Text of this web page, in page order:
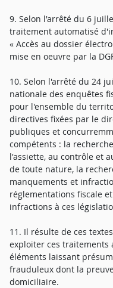
9. Selon l'arrêté du 6
traitement automatisé
« Accès au dossier
mise en oeuvre par la
10. Selon l'arrêté du 24
nationale des enquêtes
pour l'ensemble du
directives fixées par le
publiques et
compétents : la
l'assiette, au contrôle et
de toute nature, la
manquements et
réglementations fiscale
infractions à ces
11. Il résulte de ces
exploiter ces traitements
éléments laissant
frauduleux dont la
domiciliaire.